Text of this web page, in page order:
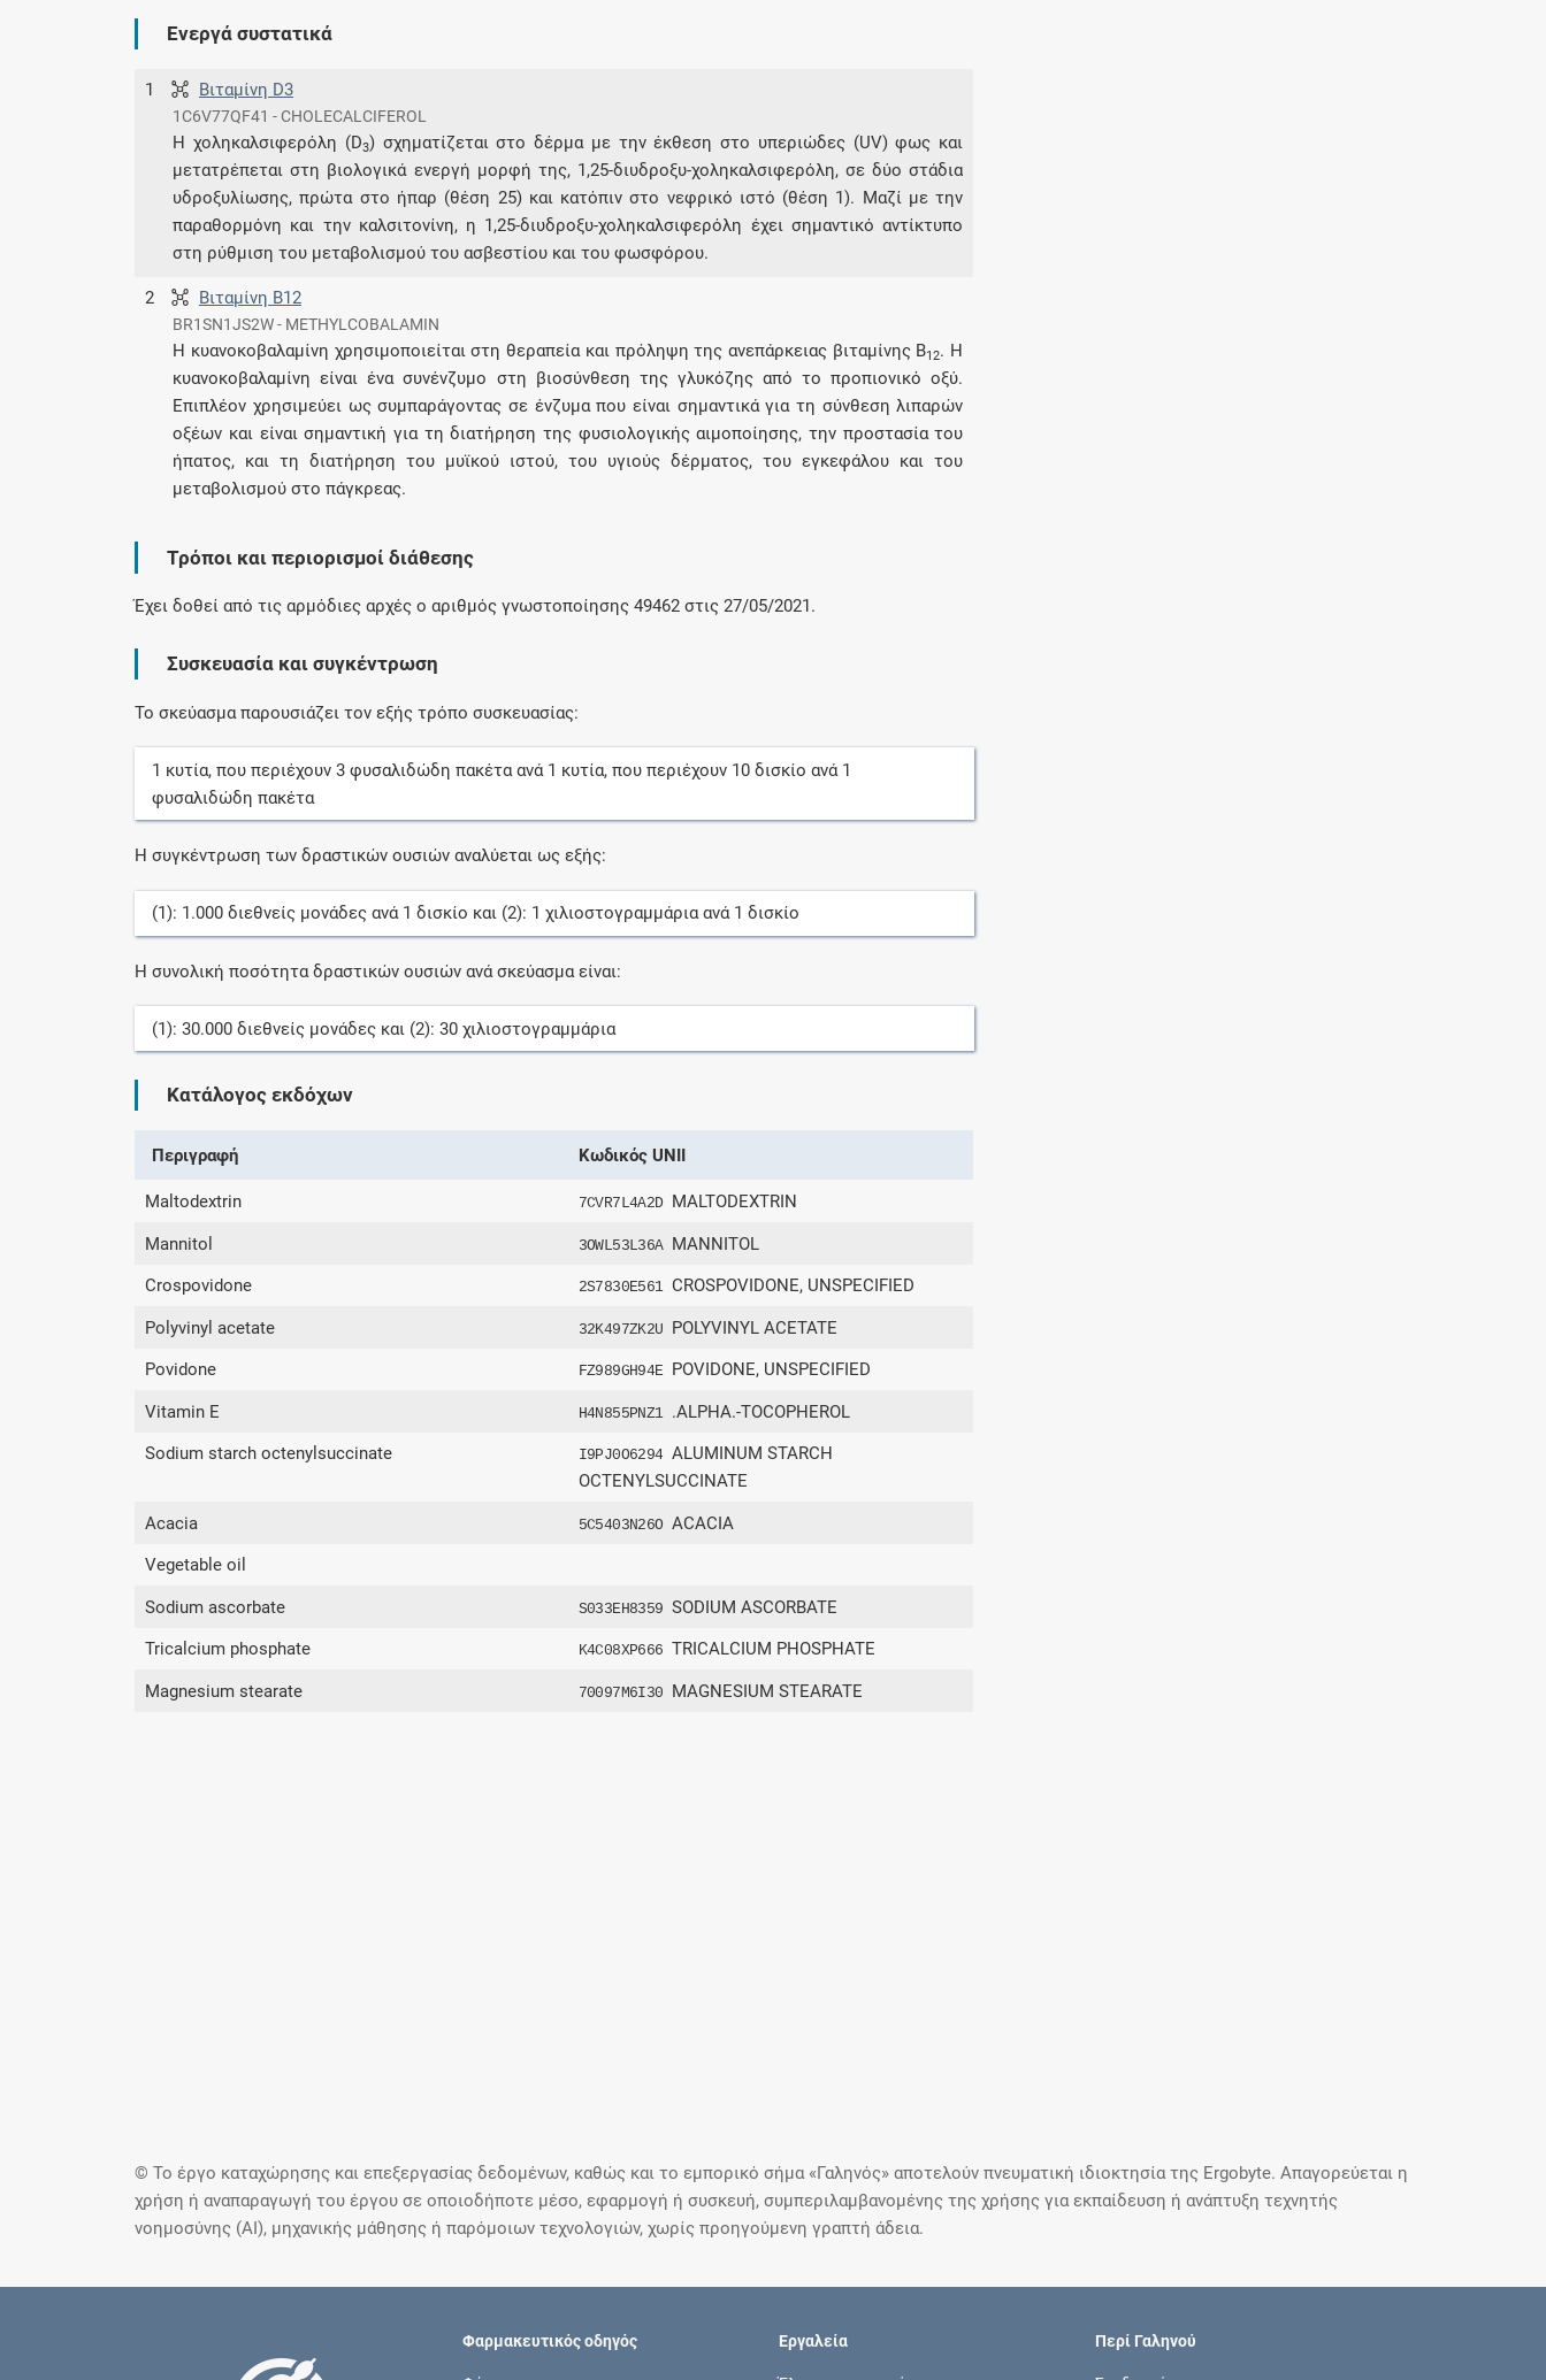
Ενεργά συστατικά
1 Βιταμίνη D3
1C6V77QF41 - CHOLECALCIFEROL
Η χοληκαλσιφερόλη (D3) σχηματίζεται στο δέρμα με την έκθεση στο υπεριώδες (UV) φως και
μετατρέπεται στη βιολογικά ενεργή μορφή της, 1,25-διυδροξυ-χοληκαλσιφερόλη, σε δύο στάδια
υδροξυλίωσης, πρώτα στο ήπαρ (θέση 25) και κατόπιν στο νεφρικό ιστό (θέση 1). Μαζί με την
παραθορμόνη και την καλσιτονίνη, η 1,25-διυδροξυ-χοληκαλσιφερόλη έχει σημαντικό αντίκτυπο
στη ρύθμιση του μεταβολισμού του ασβεστίου και του φωσφόρου.
2 Βιταμίνη B12
BR1SN1JS2W - METHYLCOBALAMIN
Η κυανοκοβαλαμίνη χρησιμοποιείται στη θεραπεία και πρόληψη της ανεπάρκειας βιταμίνης Β12. Η
κυανοκοβαλαμίνη είναι ένα συνένζυμο στη βιοσύνθεση της γλυκόζης από το προπιονικό οξύ.
Επιπλέον χρησιμεύει ως συμπαράγοντας σε ένζυμα που είναι σημαντικά για τη σύνθεση λιπαρών
οξέων και είναι σημαντική για τη διατήρηση της φυσιολογικής αιμοποίησης, την προστασία του
ήπατος, και τη διατήρηση του μυϊκού ιστού, του υγιούς δέρματος, του εγκεφάλου και του
μεταβολισμού στο πάγκρεας.
Τρόποι και περιορισμοί διάθεσης
Έχει δοθεί από τις αρμόδιες αρχές ο αριθμός γνωστοποίησης 49462 στις 27/05/2021.
Συσκευασία και συγκέντρωση
Το σκεύασμα παρουσιάζει τον εξής τρόπο συσκευασίας:
1 κυτία, που περιέχουν3 φυσαλιδώδη πακέταανά 1 κυτία, που περιέχουν 10 δισκίο ανά 1
φυσαλιδώδη πακέτα
Η συγκέντρωση των δραστικών ουσιών αναλύεται ως εξής:
(1): 1.000 διεθνείς μονάδες ανά 1 δισκίο και (2): 1 χιλιοστογραμμάριαανά 1 δισκίο
Η συνολική ποσότητα δραστικών ουσιών ανά σκεύασμα είναι:
(1):30.000 διεθνείς μονάδες και (2):30 χιλιοστογραμμάρια
Κατάλογος εκδόχων
Περιγραφή Κωδικός UNII
Maltodextrin 7CVR7L4A2D MALTODEXTRIN
Mannitol 3OWL53L36A MANNITOL
Crospovidone 2S7830E561 CROSPOVIDONE, UNSPECIFIED
Polyvinyl acetate 32K497ZK2U POLYVINYL ACETATE
Povidone FZ989GH94E POVIDONE, UNSPECIFIED
Vitamin E H4N855PNZ1 .ALPHA.-TOCOPHEROL
Sodium starch octenylsuccinate I9PJ0O6294 ALUMINUM STARCH
OCTENYLSUCCINATE
Acacia 5C5403N26O ACACIA
Vegetable oil
Sodium ascorbate S033EH8359 SODIUM ASCORBATE
Tricalcium phosphate K4C08XP666 TRICALCIUM PHOSPHATE
Magnesium stearate 70097M6I30 MAGNESIUM STEARATE
© Το έργο καταχώρησης και επεξεργασίας δεδομένων, καθώς και το εμπορικό σήμα «Γαληνός» αποτελούν πνευματική ιδιοκτησία της Ergobyte. Απαγορεύεται η
χρήση ή αναπαραγωγή του έργου σε οποιοδήποτε μέσο, εφαρμογή ή συσκευή, συμπεριλαμβανομένης της χρήσης για εκπαίδευση ή ανάπτυξη τεχνητής
νοημοσύνης (AI), μηχανικής μάθησης ή παρόμοιων τεχνολογιών, χωρίς προηγούμενη γραπτή άδεια.
Φαρμακευτικός οδηγός Εργαλεία Περί Γαληνού